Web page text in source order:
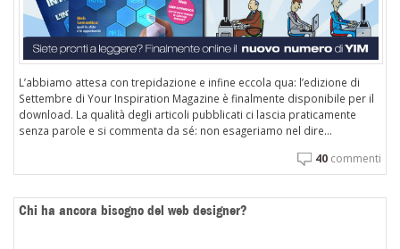
L’abbiamo attesa con trepidazione e infine eccola qua: l’edizione di
Settembre di Your Inspiration Magazine è finalmente disponibile per il
download. La qualità degli articoli pubblicati ci lascia praticamente
senza parole e si commenta da sé: non esageriamo nel dire...
40 commenti
Chi ha ancora bisogno del web designer?